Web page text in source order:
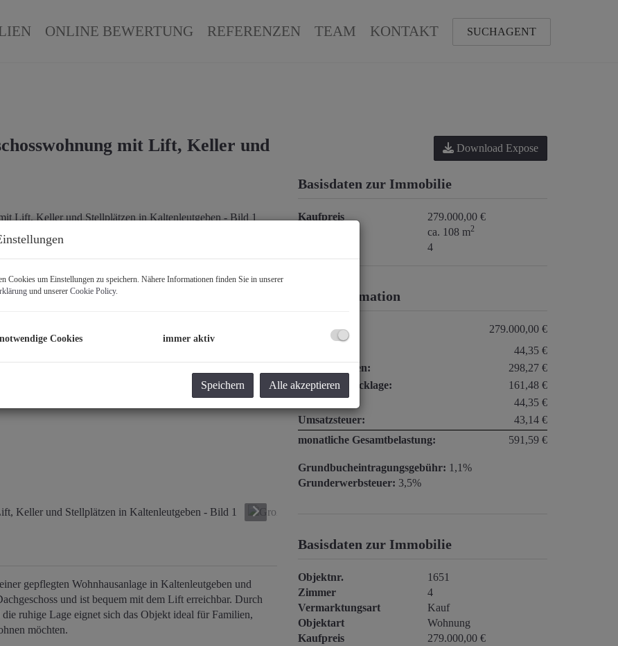
ONLINE BEWERTUNG REFERENZEN TEAM KONTAKT SUCHAGENT
mit Lift, Keller und
gepflegten Wohnhausanlage in Kaltenleutgeben und
und ist bequem mit dem Lift erreichbar. Durch
ruhige Lage eignet sich das Objekt ideal für Familien,
möchten.
Download Expose
Basisdaten zur Immobilie
Kaufpreis
279.000,00 €
ca. 108 m2
4
Preisinformation
Kaufpreis:
279.000,00 €
44,35 €
Betriebskosten:
298,27 €
Reparaturrücklage:
161,48 €
44,35 €
Umsatzsteuer:
43,14 €
monatliche Gesamtbelastung:
591,59 €
Grundbucheintragungsgebühr: 1,1%
Grunderwerbsteuer: 3,5%
Basisdaten zur Immobilie
Objektnr.
1651
Zimmer
4
Vermarktungsart
Kauf
Objektart
Wohnung
Kaufpreis
279.000,00 €
Cookies um Einstellungen zu speichern. Nähere Informationen finden Sie in unserer
und unserer Cookie Policy.
Cookies immer aktiv
Speichern Alle akzeptieren